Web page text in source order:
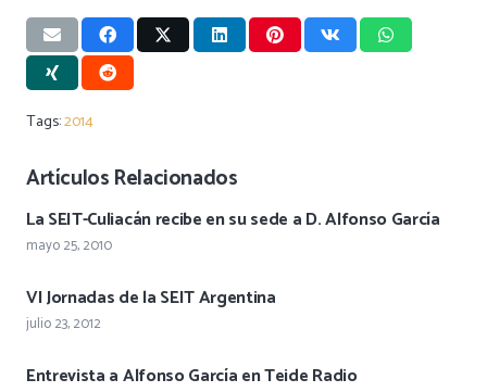
Tags:2014
Artículos Relacionados
La SEIT-Culiacán recibe en su sede a D. Alfonso García
mayo 25, 2010
VI Jornadas de la SEIT Argentina
julio 23, 2012
Entrevista a Alfonso García en Teide Radio